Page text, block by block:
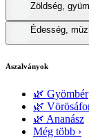
Zöldség,
Édesség,
Aszalványok
🌿 Gyömbér
🌿
🌿 Ananász
Még több ›